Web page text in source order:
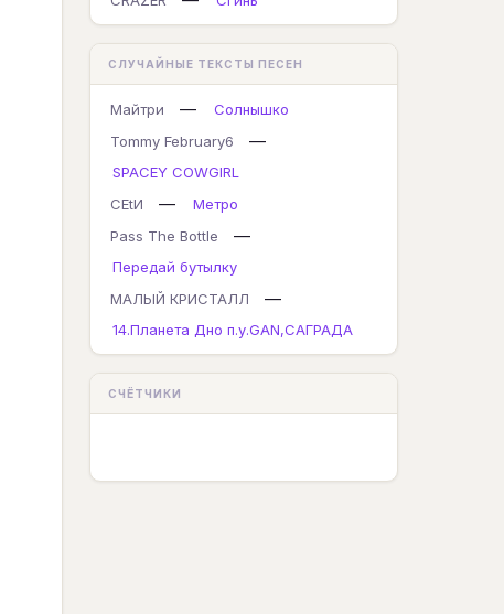
СЛУЧАЙНЫЕ ТЕКСТЫ ПЕСЕН
Майтри —
Солнышко
Tommy February6
—
SPACEY COWGIRL
СЕtИ
—
Метро
Pass The Bottle
—
Передай бутылку
МАЛЫЙ КРИСТАЛЛ
—
14.Планета Дно п.у.GAN,САГРАДА
СЧЁТЧИКИ